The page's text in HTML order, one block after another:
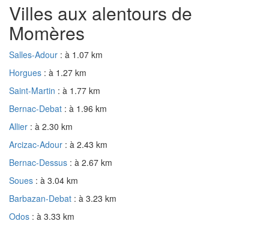
Villes aux alentours de
Momères
Salles-Adour : à 1.07 km
Horgues : à 1.27 km
Saint-Martin : à 1.77 km
Bernac-Debat : à 1.96 km
Allier : à 2.30 km
Arcizac-Adour : à 2.43 km
Bernac-Dessus : à 2.67 km
Soues : à 3.04 km
Barbazan-Debat : à 3.23 km
Odos : à 3.33 km